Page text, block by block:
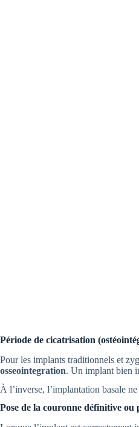
Période de cicatrisation
Pour les implants traditionnels et
osseointegration. Un implant bien
À l’inverse, l’implantation basale
Pose de la couronne définitive ou